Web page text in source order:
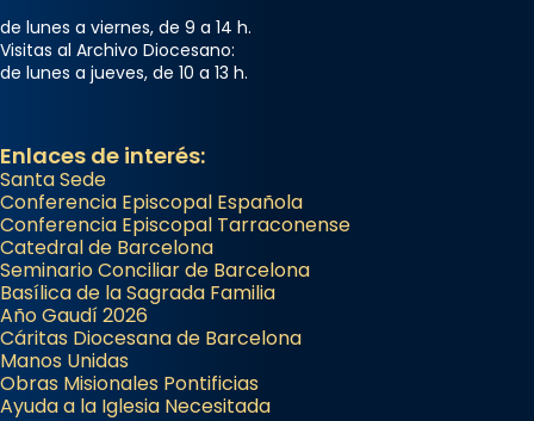
de lunes a viernes, de 9 a 14 h.
Visitas al Archivo Diocesano:
de lunes a jueves, de 10 a 13 h.
Enlaces de interés:
Santa Sede
Conferencia Episcopal Española
Conferencia Episcopal Tarraconense
Catedral de Barcelona
Seminario Conciliar de Barcelona
Basílica de la Sagrada Familia
Año Gaudí 2026
Cáritas Diocesana de Barcelona
Manos Unidas
Obras Misionales Pontificias
Ayuda a la Iglesia Necesitada